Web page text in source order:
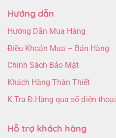
Hướng dẫn
Hướng Dẫn Mua Hàng
Điều Khoản Mua – Bán Hàng
Chính Sách Bảo Mật
Khách Hàng Thân Thiết
K.Tra Đ.Hàng qua số điện thoại
Hỗ trợ khách hàng